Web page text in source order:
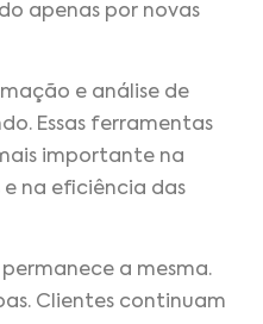
apenas por novas
e análise de
Essas ferramentas
importante na
na eficiência das
permanece a mesma.
Clientes continuam